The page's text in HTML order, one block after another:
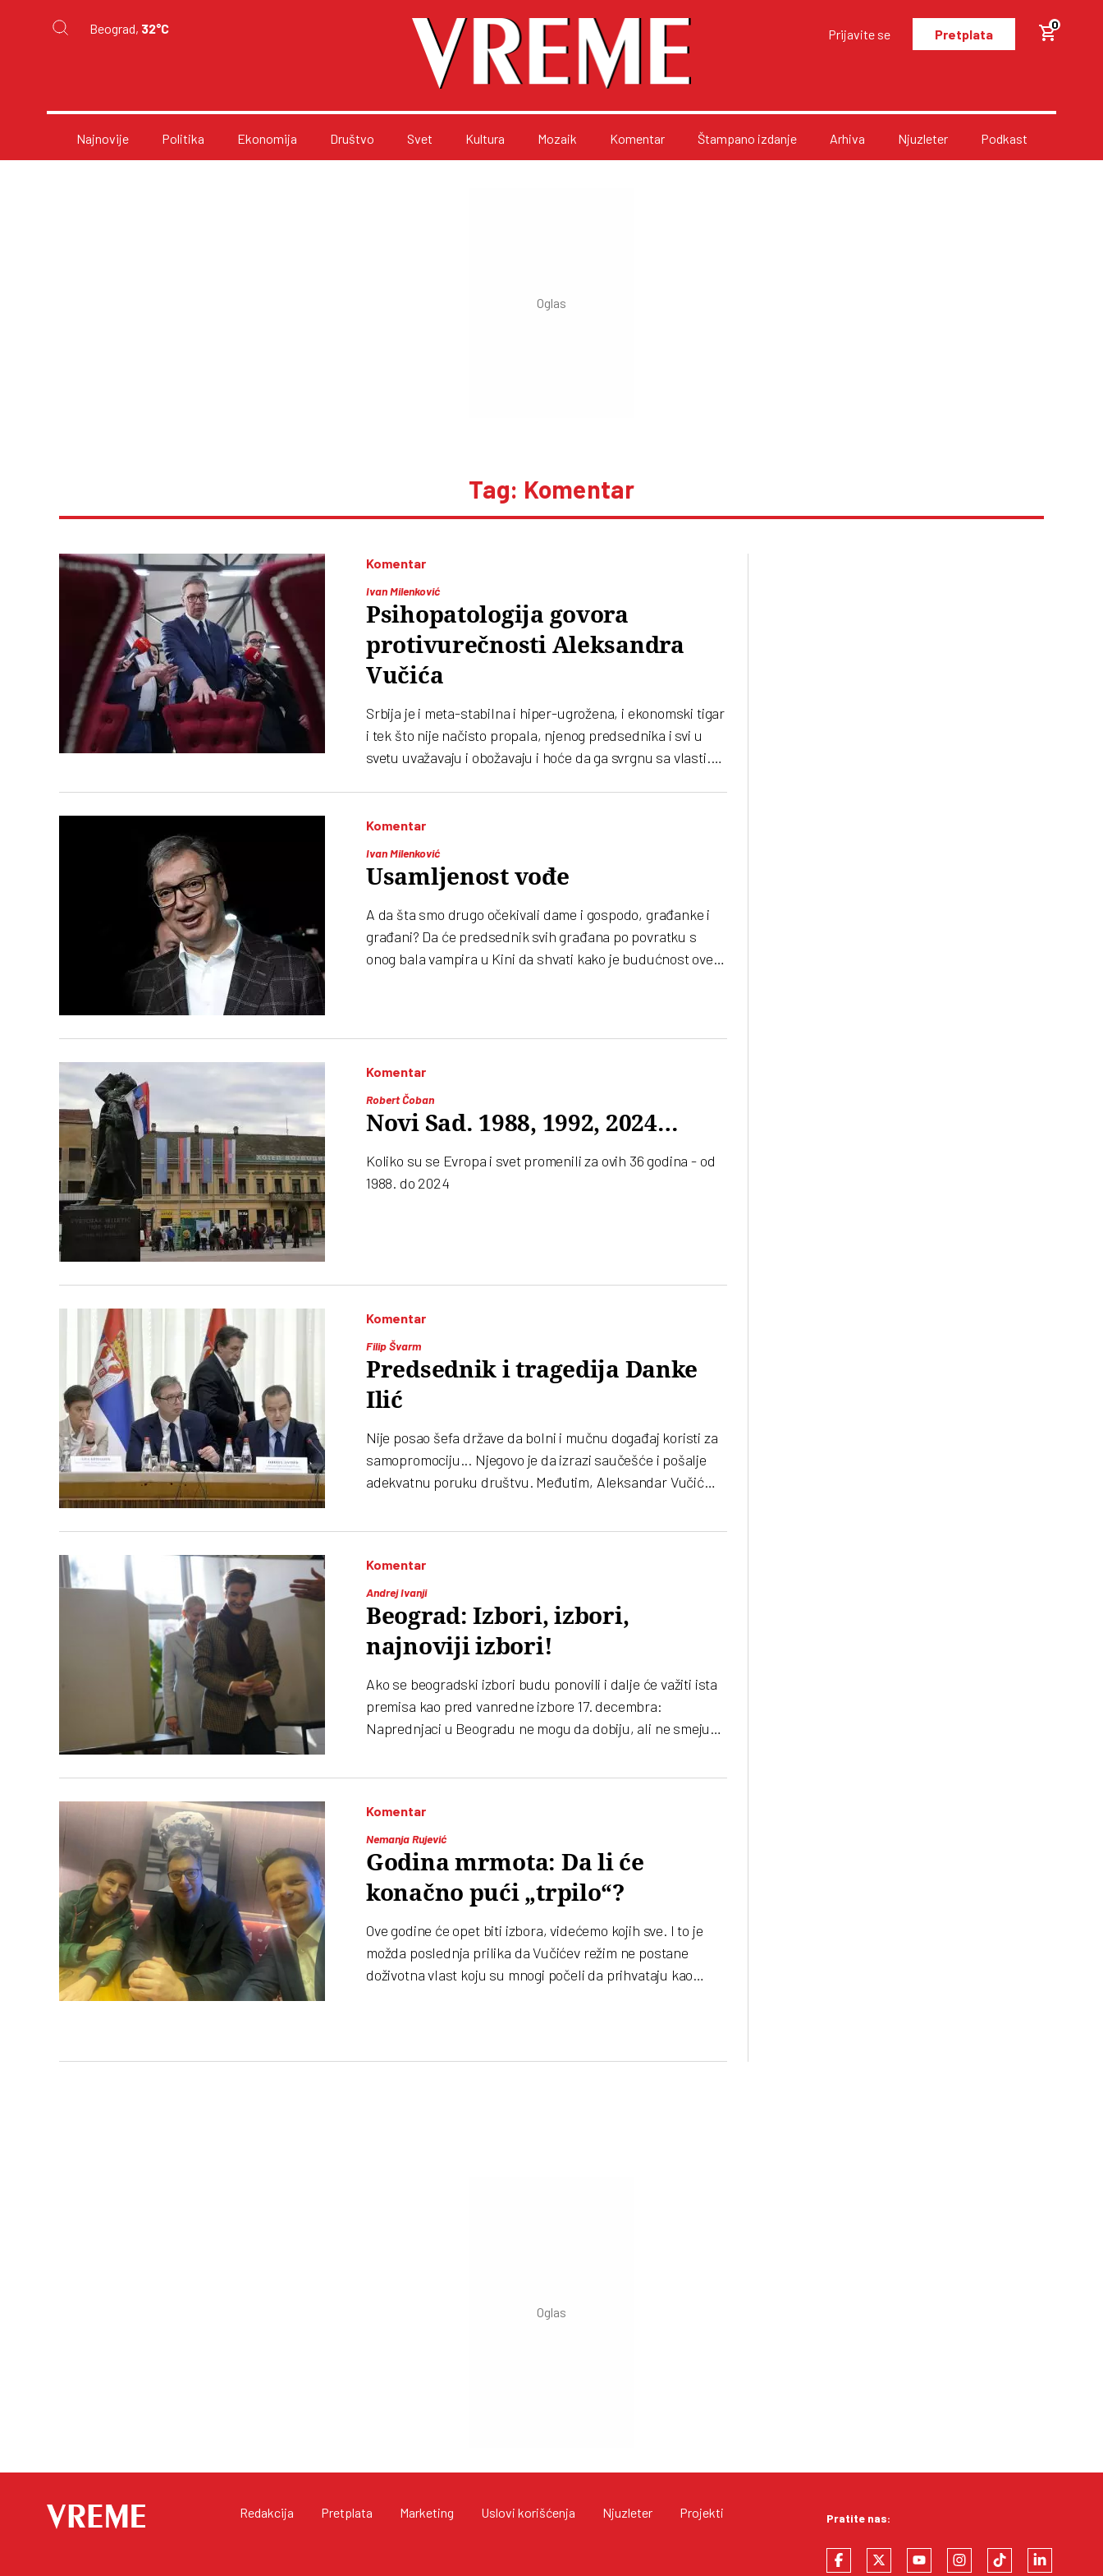
Beograd, 32°C Prijavite se Pretplata
0
Najnovije Politika Ekonomija Društvo Svet Kultura Mozaik Komentar Štampano izdanje Arhiva Njuzleter Podkast
Tag: Komentar
Komentar
Ivan Milenković
Psihopatologija govora
protivurečnosti Aleksandra
Vučića
Srbija je i meta-stabilna i hiper-ugrožena, i ekonomski tigar
i tek što nije načisto propala, njenog predsednika i svi u
svetu uvažavaju i obožavaju i hoće da ga svrgnu sa vlasti.
Komentar
Ivan Milenković
Usamljenost vođe
A da šta smo drugo očekivali dame i gospodo, građanke i
građani? Da će predsednik svih građana po povratku s
onog bala vampira u Kini da shvati kako je budućnost ove
Komentar
Robert Čoban
Novi Sad. 1988, 1992, 2024…
Koliko su se Evropa i svet promenili za ovih 36 godina - od
1988. do 2024
Komentar
Filip Švarm
Predsednik i tragedija Danke
Ilić
Nije posao šefa države da bolni i mučnu događaj koristi za
samopromociju... Njegovo je da izrazi saučešće i pošalje
adekvatnu poruku društvu. Međutim, Aleksandar Vučić
Komentar
Andrej Ivanji
Beograd: Izbori, izbori,
najnoviji izbori!
Ako se beogradski izbori budu ponovili i dalje će važiti ista
premisa kao pred vanredne izbore 17. decembra:
Naprednjaci u Beogradu ne mogu da dobiju, ali ne smeju
Komentar
Nemanja Rujević
Godina mrmota: Da li će
konačno pući „trpilo“?
Ove godine će opet biti izbora, videćemo kojih sve. I to je
možda poslednja prilika da Vučićev režim ne postane
doživotna vlast koju su mnogi počeli da prihvataju kao
Redakcija Pretplata Marketing Uslovi korišćenja Njuzleter Projekti Pratite nas: